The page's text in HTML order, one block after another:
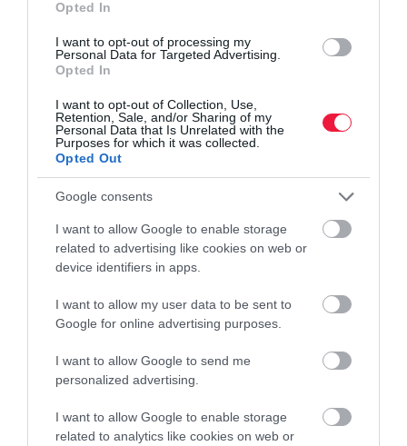
Opted In
I want to opt-out of processing my
Personal Data for Targeted Advertising.
Opted In
I want to opt-out of Collection, Use,
Retention, Sale, and/or Sharing of my
Personal Data that Is Unrelated with the
Purposes for which it was collected.
Opted Out
Google consents
I want to allow Google to enable storage
related to advertising like cookies on web or
device identifiers in apps.
I want to allow my user data to be sent to
Google for online advertising purposes.
I want to allow Google to send me
personalized advertising.
I want to allow Google to enable storage
related to analytics like cookies on web or
munkatársunknak munkát tudjunk
biztosítani a következő, gazdaságilag
nehezebb, foglaltság tekintetében pedig
gyengébb időszakban is
– nyilatkozta Kovács Balázs, a Danubius Hotels vezérigazgatója.
rezsi